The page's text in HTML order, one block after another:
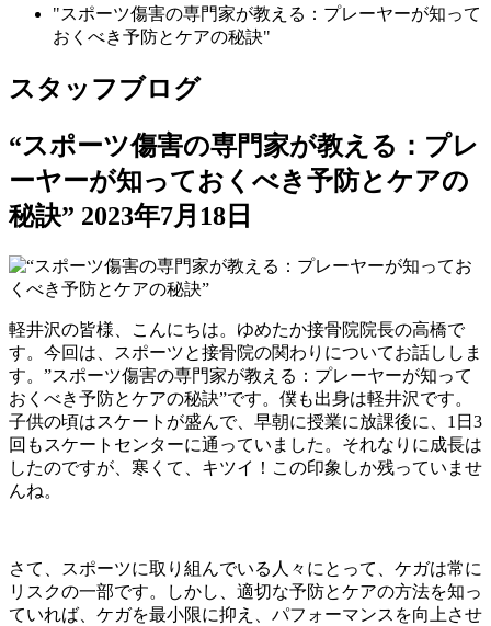
"スポーツ傷害の専門家が教える：プレーヤーが知って
おくべき予防とケアの秘訣"
スタッフブログ
“スポーツ傷害の専門家が教える：プレ
ーヤーが知っておくべき予防とケアの
秘訣” 2023年7月18日
軽井沢の皆様、こんにちは。ゆめたか接骨院院長の高橋で
す。今回は、スポーツと接骨院の関わりについてお話ししま
す。”スポーツ傷害の専門家が教える：プレーヤーが知って
おくべき予防とケアの秘訣”です。僕も出身は軽井沢です。
子供の頃はスケートが盛んで、早朝に授業に放課後に、1日3
回もスケートセンターに通っていました。それなりに成長は
したのですが、寒くて、キツイ！この印象しか残っていませ
んね。
さて、スポーツに取り組んでいる人々にとって、ケガは常に
リスクの一部です。しかし、適切な予防とケアの方法を知っ
ていれば、ケガを最小限に抑え、パフォーマンスを向上させ